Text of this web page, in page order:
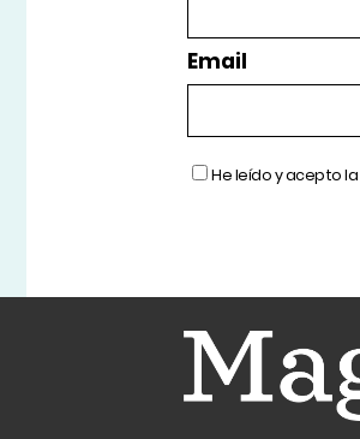
Email
He leído y acepto la